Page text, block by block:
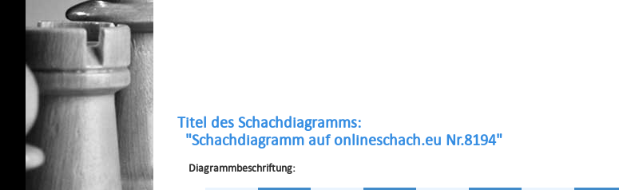
Titel des Schachdiagramms:
"Schachdiagramm auf onlineschach.eu Nr.8194"
Diagrammbeschriftung: